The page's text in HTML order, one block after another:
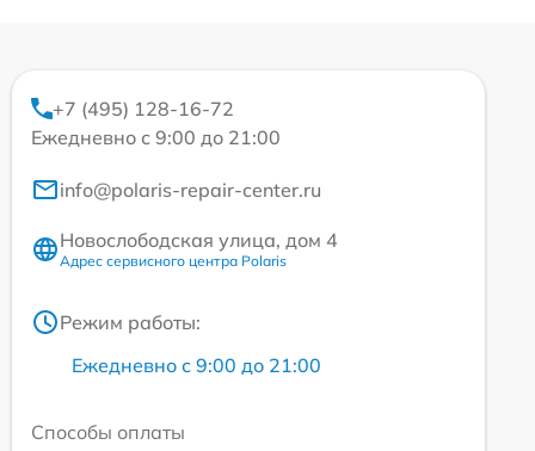
+7 (495) 128-16-72
Ежедневно с 9:00 до 21:00
info@polaris-repair-center.ru
Новослободская улица, дом 4
Адрес сервисного центра Polaris
Режим работы:
Ежедневно с 9:00 до 21:00
Способы оплаты